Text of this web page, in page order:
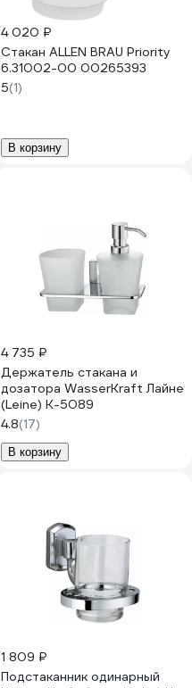
4 020 ₽
Стакан ALLEN BRAU Priority
6.31002-00 00265393
5(1)
В корзину
4 735 ₽
Держатель стакана и
дозатора WasserKraft Лайне
(Leine) K-5089
4.8(17)
В корзину
1 809 ₽
Подстаканник одинарный